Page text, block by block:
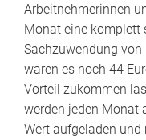
Arbeitnehmerinnen
Monat eine komplett
Sachzuwendung von
waren es noch 44
Vorteil zukommen
werden jeden Monat
Wert aufgeladen und